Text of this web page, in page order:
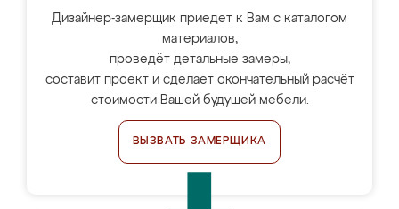
Дизайнер-замерщик приедет к Вам с каталогом
материалов,
проведёт детальные замеры,
составит проект и сделает окончательный расчёт
стоимости Вашей будущей мебели.
ВЫЗВАТЬ ЗАМЕРЩИКА